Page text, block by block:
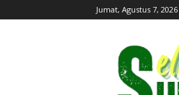
Jumat, Agustus 7, 2026